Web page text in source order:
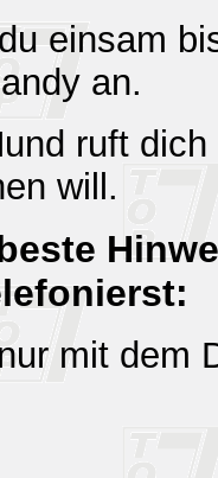
einsam
an.
ruft
will.
mit dem